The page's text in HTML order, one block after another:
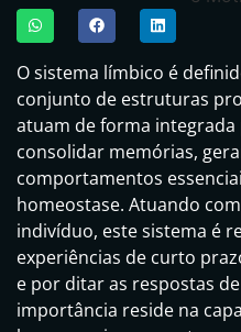
O sistema límbico é
conjunto de estruturas
atuam de forma
consolidar memórias,
comportamentos
homeostase. Atuando
indivíduo, este sistema é
experiências de curto
e por ditar as respostas de
importância reside na